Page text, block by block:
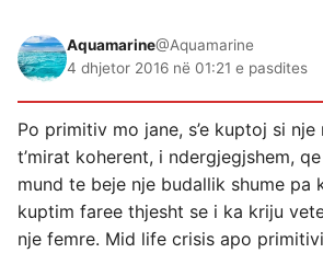
Aquamarine@Aquamarine
4 dhjetor 2016 në 01:21 e pasdites
Po primitiv mo jane, s’e kuptoj si nje
t’mirat koherent, i ndergjegjshem,
mund te beje nje budallik shume pa
kuptim faree thjesht se i ka kriju
nje femre. Mid life crisis apo